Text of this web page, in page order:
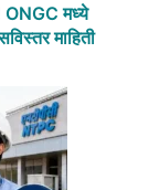
मध्ये
माहिती